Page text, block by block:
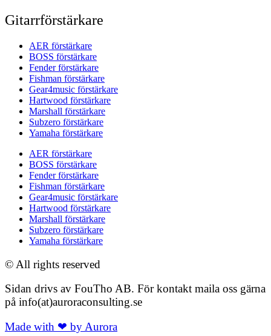
Gitarrförstärkare
AER förstärkare
BOSS förstärkare
Fender förstärkare
Fishman förstärkare
Gear4music förstärkare
Hartwood förstärkare
Marshall förstärkare
Subzero förstärkare
Yamaha förstärkare
AER förstärkare
BOSS förstärkare
Fender förstärkare
Fishman förstärkare
Gear4music förstärkare
Hartwood förstärkare
Marshall förstärkare
Subzero förstärkare
Yamaha förstärkare
© All rights reserved
Sidan drivs av FouTho AB. För kontakt maila oss gärna
på info(at)auroraconsulting.se
Made with ❤ by Aurora